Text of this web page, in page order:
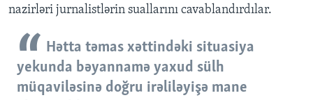
nazirləri jurnalistlərin suallarını cavablandırdılar.
Hətta təmas xəttindəki situasiya
yekunda bəyannamə yaxud sülh
müqaviləsinə doğru irəliləyişə mane